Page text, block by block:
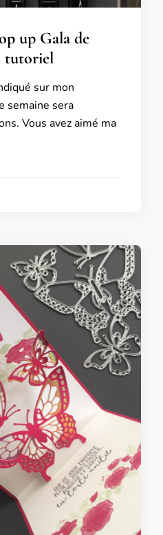
up Gala de
tutoriel
sur mon
semaine sera
Vous avez aimé ma